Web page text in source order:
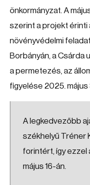
önkormányzat. A
szerint a projekt érinti
növényvédelmi
Borbányán, a Csárda
a permetezés, az
figyelése 2025. május
A legkedvezőbb
székhelyű Tréner
forintért, így
május 16-án.